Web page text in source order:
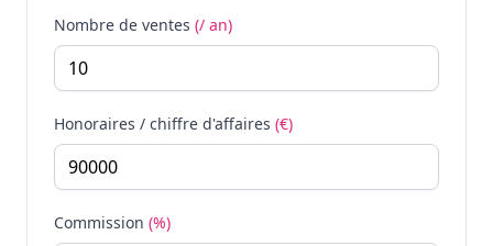
Nombre de ventes (/ an)
Honoraires / chiffre d'affaires (€)
Commission (%)